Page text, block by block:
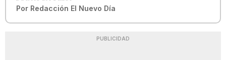
Por Redacción El Nuevo Día
PUBLICIDAD